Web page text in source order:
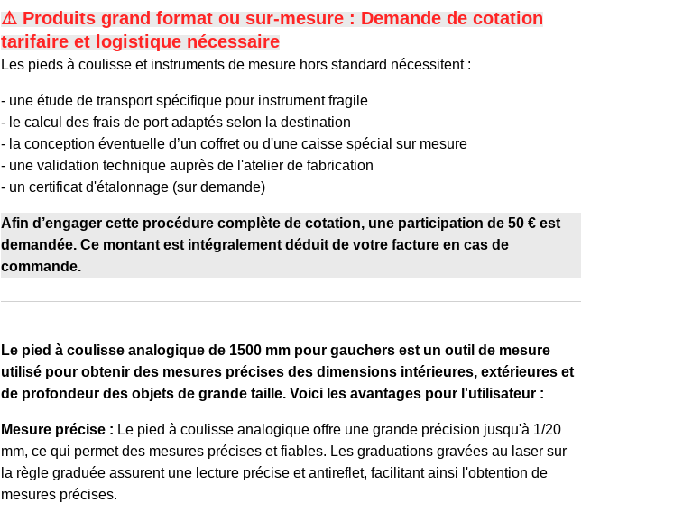
⚠ Produits grand format ou sur-mesure : Demande de cotation
tarifaire et logistique nécessaire
Les pieds à coulisse et instruments de mesure hors standard nécessitent :
- une étude de transport spécifique pour instrument fragile
- le calcul des frais de port adaptés selon la destination
- la conception éventuelle d’un coffret ou d'une caisse spécial sur mesure
- une validation technique auprès de l'atelier de fabrication
- un certificat d'étalonnage (sur demande)
Afin d’engager cette procédure complète de cotation, une participation de 50 € est
demandée. Ce montant est intégralement déduit de votre facture en cas de
commande.
Le pied à coulisse analogique de 1500 mm pour gauchers est un outil de mesure
utilisé pour obtenir des mesures précises des dimensions intérieures, extérieures et
de profondeur des objets de grande taille. Voici les avantages pour l'utilisateur :
Mesure précise : Le pied à coulisse analogique offre une grande précision jusqu'à 1/20
mm, ce qui permet des mesures précises et fiables. Les graduations gravées au laser sur
la règle graduée assurent une lecture précise et antireflet, facilitant ainsi l'obtention de
mesures précises.